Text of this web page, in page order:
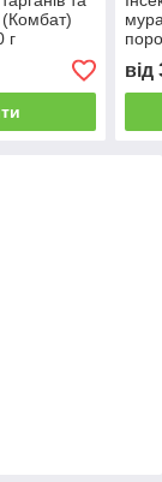
г
від